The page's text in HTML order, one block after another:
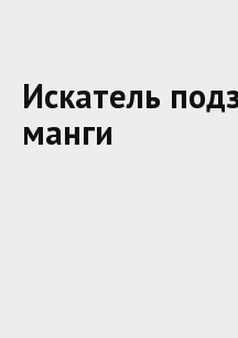
Искатель
манги